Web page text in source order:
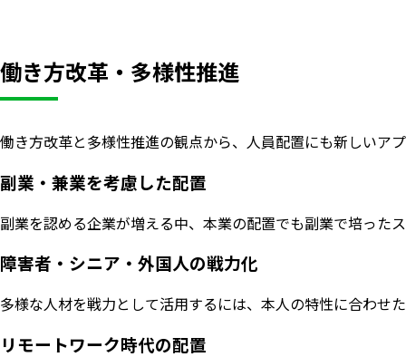
働き方改革・多様性推進
働き方改革と多様性推進の観点から、人員配置にも新しいア
副業・兼業を考慮した配置
副業を認める企業が増える中、本業の配置でも副業で培った
障害者・シニア・外国人の戦力化
多様な人材を戦力として活用するには、本人の特性に合わせ
リモートワーク時代の配置